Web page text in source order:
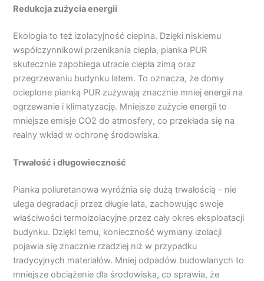
Redukcja zużycia energii
Ekologia to też izolacyjność cieplna. Dzięki niskiemu
współczynnikowi przenikania ciepła, pianka PUR
skutecznie zapobiega utracie ciepła zimą oraz
przegrzewaniu budynku latem. To oznacza, że domy
ocieplone pianką PUR zużywają znacznie mniej energii na
ogrzewanie i klimatyzację. Mniejsze zużycie energii to
mniejsze emisje CO2 do atmosfery, co przekłada się na
realny wkład w ochronę środowiska.
Trwałość i długowieczność
Pianka poliuretanowa wyróżnia się dużą trwałością – nie
ulega degradacji przez długie lata, zachowując swoje
właściwości termoizolacyjne przez cały okres eksploatacji
budynku. Dzięki temu, konieczność wymiany izolacji
pojawia się znacznie rzadziej niż w przypadku
tradycyjnych materiałów. Mniej odpadów budowlanych to
mniejsze obciążenie dla środowiska, co sprawia, że